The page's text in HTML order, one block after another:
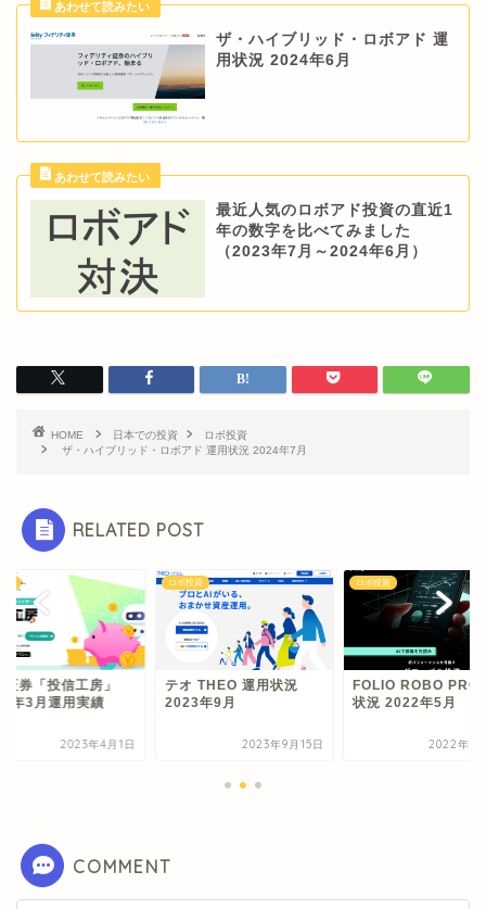
ザ・ハイブリッド・ロボアド 運
用状況 2024年6月
最近人気のロボアド投資の直近1
年の数字を比べてみました
（2023年7月～2024年6月）
HOME 日本での投資
ロボ投資
ザ・ハイブリッド・ロボアド 運用状況 2024年7月
RELATED POST
証券「投信工房」
年3月運用実績
2023年4月1日
ロボ投資
テオ THEO 運用状況
2023年9月
2023年9月15日
ロボ投資
FOLIO ROBO PRO
状況 2022年5月
2022年5
COMMENT